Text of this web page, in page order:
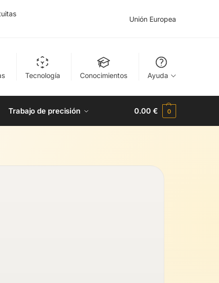
Unión Europea
Tecnología Conocimientos Ayuda
Trabajo de precisión 0.00€ 0